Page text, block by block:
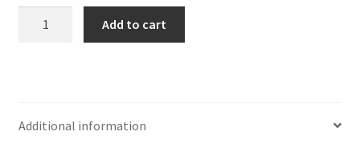
Add to cart
Additional information